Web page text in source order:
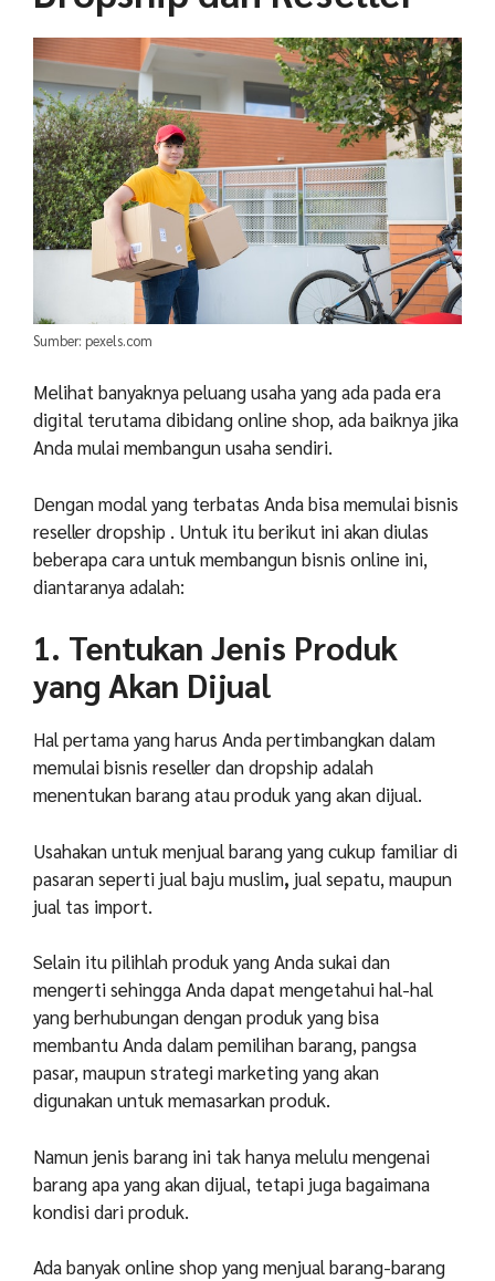
Sumber: pexels.com
Melihat banyaknya peluang usaha yang ada pada era
digital terutama dibidang online shop, ada baiknya jika
Anda mulai membangun usaha sendiri.
Dengan modal yang terbatas Anda bisa memulai bisnis
reseller dropship . Untuk itu berikut ini akan diulas
beberapa cara untuk membangun bisnis online ini,
diantaranya adalah:
1. Tentukan Jenis Produk
yang Akan Dijual
Hal pertama yang harus Anda pertimbangkan dalam
memulai bisnis reseller dan dropship adalah
menentukan barang atau produk yang akan dijual.
Usahakan untuk menjual barang yang cukup familiar di
pasaran seperti jual baju muslim, jual sepatu, maupun
jual tas import.
Selain itu pilihlah produk yang Anda sukai dan
mengerti sehingga Anda dapat mengetahui hal-hal
yang berhubungan dengan produk yang bisa
membantu Anda dalam pemilihan barang, pangsa
pasar, maupun strategi marketing yang akan
digunakan untuk memasarkan produk.
Namun jenis barang ini tak hanya melulu mengenai
barang apa yang akan dijual, tetapi juga bagaimana
kondisi dari produk.
Ada banyak online shop yang menjual barang-barang